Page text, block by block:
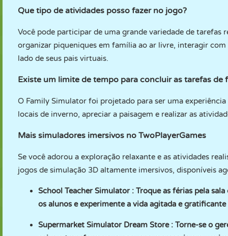
Que tipo de atividades posso fazer no jogo?
Você pode participar de uma grande variedade de
organizar piqueniques em família ao ar livre, interagir
lado de seus pais virtuais.
Existe um limite de tempo para concluir as tarefas de
O Family Simulator foi projetado para ser uma
locais de inverno, apreciar a paisagem e realizar as
Mais simuladores imersivos no TwoPlayerGames
Se você adorou a exploração relaxante e as atividades
jogos de simulação 3D altamente imersivos, disponíveis
School Teacher Simulator: Troque as férias pela
os alunos e experimente a vida agitada e
Supermarket Simulator Dream Store: Torne-se o